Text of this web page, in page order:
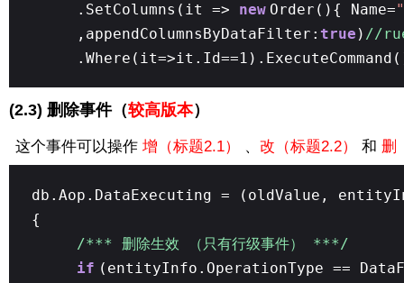
.SetColumns(it => new Order(){ Name=
,appendColumnsByDataFilter: true ) //
(2.3) 删除事件（较高版本）
这个事件可以操作 增（标题2.1） 、 改（标题2.2） 和 删
db.Aop.DataExecuting = (oldValue,
{
/*** 删除生效 （只有行级事件） ***/
if (entityInfo.OperationType ==